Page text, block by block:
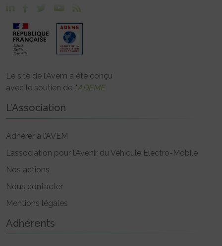
Le site de l’Avem a été conçu
avec le soutien de l’ADEME
L’Association
Adhérer à l’AVEM
L’association pour l’Avenir du Véhicule Electro-Mobile
Nos actions
Nous contacter
Mentions légales
Adhérents